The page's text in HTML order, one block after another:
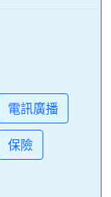
電訊廣播
保險